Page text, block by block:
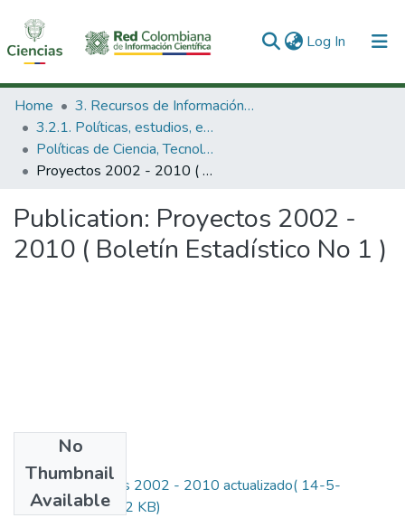
Log In (current)
Communities & Collections
All of DSpace
Statistics
Home
3. Recursos de Información Científica y Tecnológica
3.2.1. Políticas, estudios, evaluaciones e indicadores de CTeI
Políticas de Ciencia, Tecnología e Innovación
Proyectos 2002 - 2010 ( Boletín Estadístico No 1 )
Publication: Proyectos 2002 -
2010 ( Boletín Estadístico No 1 )
No
Thumbnail
Available
9 WEB Proyectos 2002 - 2010 actualizado( 14-5-
2012).pdf(999.32 KB)